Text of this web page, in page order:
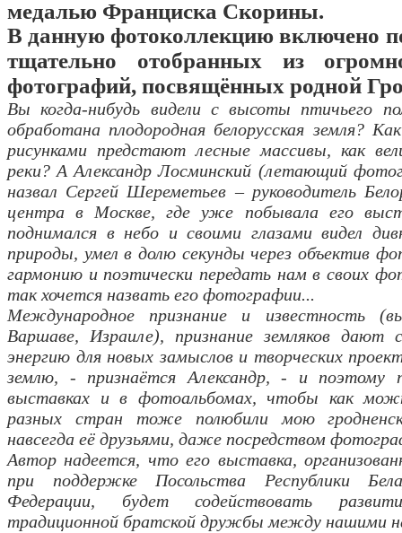
медалью Франциска Скорины.
В данную фотоколлекцию включено
тщательно отобранных из
фотографий, посвящённых родной
Вы когда-нибудь видели с высоты птичьего
обработана плодородная белорусская земля?
рисунками предстают лесные массивы, как
реки? А Александр Лосминский (летающий
назвал Сергей Шереметьев – руководитель
центра в Москве, где уже побывала его
поднимался в небо и своими глазами видел
природы, умел в долю секунды через объектив
гармонию и поэтически передать нам в своих
так хочется назвать его фотографии...
Международное признание и известность
Варшаве, Израиле), признание земляков дают
энергию для новых замыслов и творческих
землю, - признаётся Александр, - и поэтому
выставках и в фотоальбомах, чтобы как
разных стран тоже полюбили мою
навсегда её друзьями, даже посредством
Автор надеется, что его выставка,
при поддержке Посольства Республики
Федерации, будет содействовать
традиционной братской дружбы между нашими